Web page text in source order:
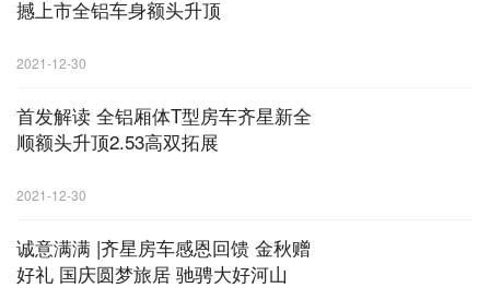
撼上市全铝车身额头升顶
2021-12-30
首发解读 全铝厢体T型房车齐星新全
顺额头升顶2.53高双拓展
2021-12-30
诚意满满 |齐星房车感恩回馈 金秋赠
好礼 国庆圆梦旅居 驰骋大好河山